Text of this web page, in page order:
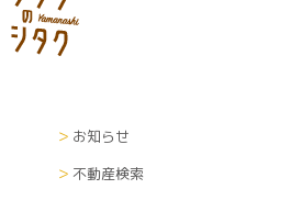
お知らせ
不動産検索